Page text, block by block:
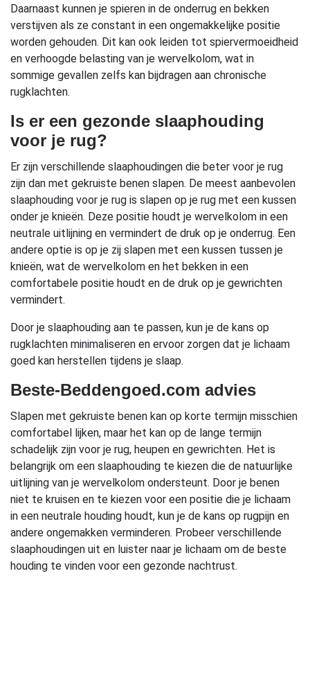
Daarnaast kunnen je spieren in de onderrug en bekken
verstijven als ze constant in een ongemakkelijke positie
worden gehouden. Dit kan ook leiden tot spiervermoeidheid
en verhoogde belasting van je wervelkolom, wat in
sommige gevallen zelfs kan bijdragen aan chronische
rugklachten.
Is er een gezonde slaaphouding
voor je rug?
Er zijn verschillende slaaphoudingen die beter voor je rug
zijn dan met gekruiste benen slapen. De meest aanbevolen
slaaphouding voor je rug is slapen op je rug met een kussen
onder je knieën. Deze positie houdt je wervelkolom in een
neutrale uitlijning en vermindert de druk op je onderrug. Een
andere optie is op je zij slapen met een kussen tussen je
knieën, wat de wervelkolom en het bekken in een
comfortabele positie houdt en de druk op je gewrichten
vermindert.
Door je slaaphouding aan te passen, kun je de kans op
rugklachten minimaliseren en ervoor zorgen dat je lichaam
goed kan herstellen tijdens je slaap.
Beste-Beddengoed.com advies
Slapen met gekruiste benen kan op korte termijn misschien
comfortabel lijken, maar het kan op de lange termijn
schadelijk zijn voor je rug, heupen en gewrichten. Het is
belangrijk om een slaaphouding te kiezen die de natuurlijke
uitlijning van je wervelkolom ondersteunt. Door je benen
niet te kruisen en te kiezen voor een positie die je lichaam
in een neutrale houding houdt, kun je de kans op rugpijn en
andere ongemakken verminderen. Probeer verschillende
slaaphoudingen uit en luister naar je lichaam om de beste
houding te vinden voor een gezonde nachtrust.